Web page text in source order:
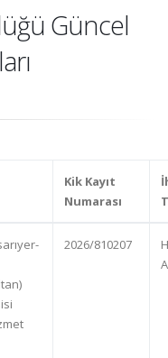
Güncel
Kik Kayıt
Numarası
2026/810207